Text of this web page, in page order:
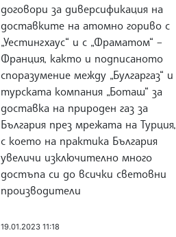
договори за диверсификация на
доставките на атомно гориво с
„Уестингхаус“ и с „Фраматом“ –
Франция, както и подписаното
споразумение между „Булгаргаз“ и
турската компания „Боташ“ за
доставка на природен газ за
България през мрежата на Турция,
с което на практика България
увеличи изключително много
достъпа си до всички световни
производители
19.01.2023 11:18